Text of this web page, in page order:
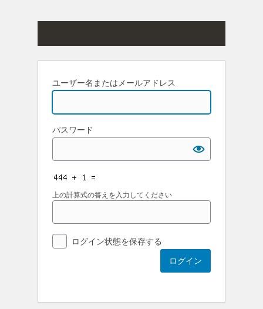
ユーザー名またはメールアドレス
パスワード
上の計算式の答えを入力してください
ログイン状態を保存する